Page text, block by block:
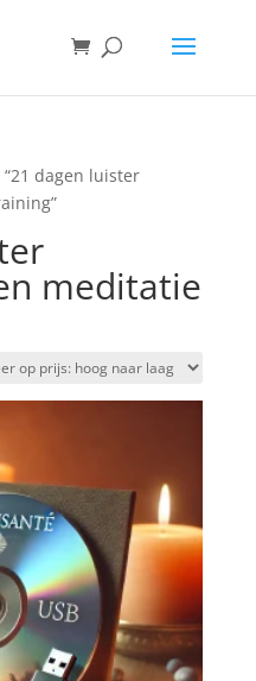
dagen luister
meditatie